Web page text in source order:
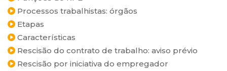
Processos trabalhistas: órgãos
Etapas
Características
Rescisão do contrato de trabalho: aviso prévio
Rescisão por iniciativa do empregador